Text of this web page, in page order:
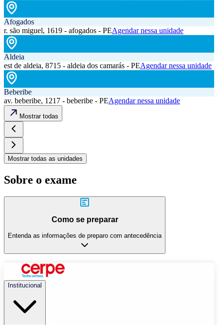
Afogados
r. são miguel, 1619 - afogados - PEAgendar nessa unidade
Aldeia
est de aldeia, 8715 - aldeia dos camarás - PEAgendar nessa unidade
Beberibe
av. beberibe, 1217 - beberibe - PEAgendar nessa unidade
Mostrar todas
Mostrar todas as unidades
Sobre o exame
Como se preparar
Entenda as informações de preparo com antecedência
Institucional